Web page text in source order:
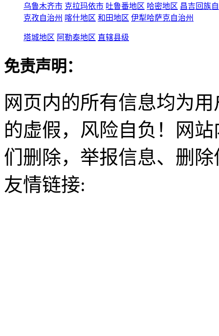
乌鲁木齐市 克拉玛依市 吐鲁番地区 哈密地区 昌吉回族
克孜自治州 喀什地区 和田地区 伊犁哈萨克自治州
塔城地区 阿勒泰地区 直辖县级
免责声明：
网页内的所有信息均为
的虚假，风险自负！网
们删除，举报信息、删
友情链接: